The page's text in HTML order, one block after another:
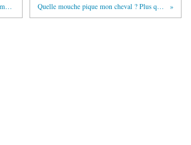
Un exemple de relation avec le cheval : monologue Quelle mouche pique mon cheval ? Plus qu'un bzzz